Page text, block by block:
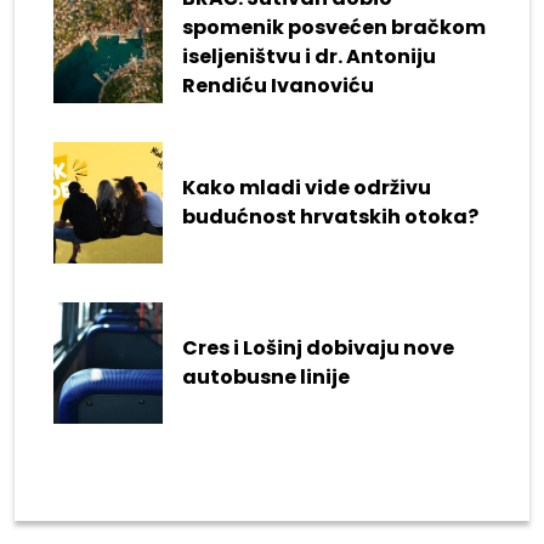
spomenik posvećen bračkom
iseljeništvu i dr. Antoniju
Rendiću Ivanoviću
Kako mladi vide održivu
budućnost hrvatskih otoka?
Cres i Lošinj dobivaju nove
autobusne linije